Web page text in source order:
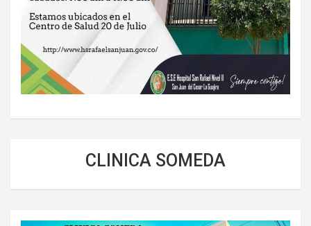
CLINICA SOMEDA